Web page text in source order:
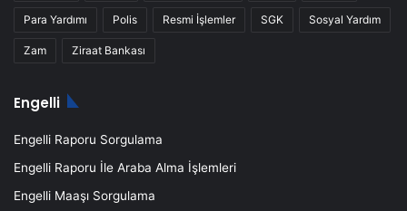
Para Yardımı Polis Resmi İşlemler SGK Sosyal Yardım
Zam Ziraat Bankası
Engelli
Engelli Raporu Sorgulama
Engelli Raporu İle Araba Alma İşlemleri
Engelli Maaşı Sorgulama